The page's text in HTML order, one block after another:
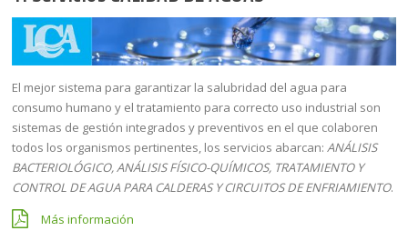
El mejor sistema para garantizar la salubridad del agua para
consumo humano y el tratamiento para correcto uso industrial son
sistemas de gestión integrados y preventivos en el que colaboren
todos los organismos pertinentes, los servicios abarcan: ANÁLISIS
BACTERIOLÓGICO, ANÁLISIS FÍSICO-QUÍMICOS, TRATAMIENTO Y
CONTROL DE AGUA PARA CALDERAS Y CIRCUITOS DE ENFRIAMIENTO.
Más información